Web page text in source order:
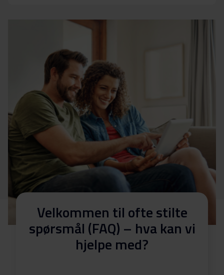
Velkommen til ofte stilte
spørsmål (FAQ) – hva kan vi
hjelpe med?